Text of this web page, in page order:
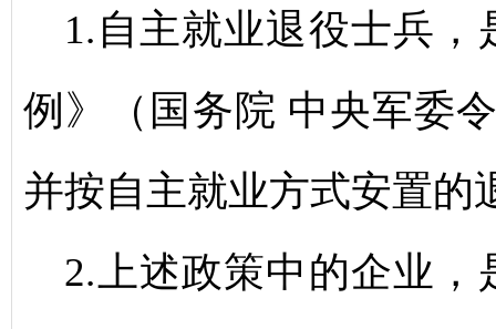
1.自主就业退役士兵
例》（国务院 中央军委
并按自主就业方式安置的
2.上述政策中的企业